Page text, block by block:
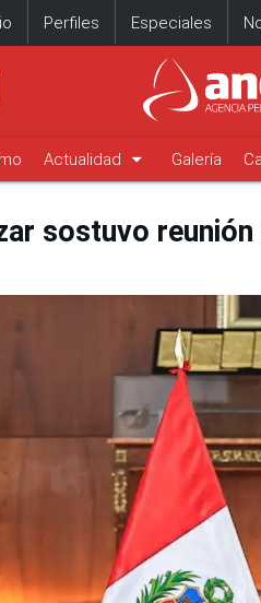
Perfiles Especiales
Actualidad arrow_drop_down Galería
sostuvo